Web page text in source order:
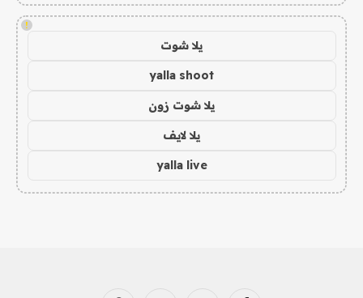
!
يلا شوت
yalla shoot
يلا شوت زون
يلا لايف
yalla live